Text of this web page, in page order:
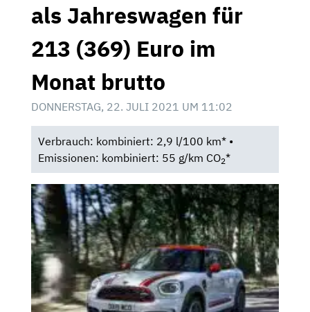
als Jahreswagen für
213 (369) Euro im
Monat brutto
DONNERSTAG, 22. JULI 2021 UM 11:02
Verbrauch: kombiniert: 2,9 l/100 km* •
Emissionen: kombiniert: 55 g/km CO2*